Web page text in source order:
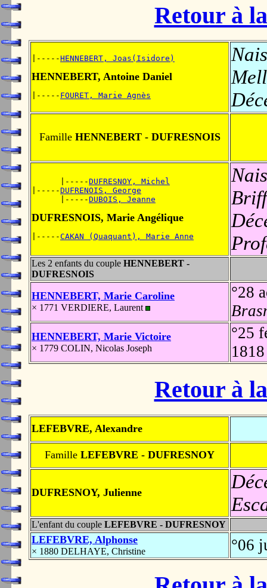
Retour à
|-----HENNEBERT, Joas(Isidore)
HENNEBERT, Antoine Daniel
|----- FOURET, Marie Agnès
FamilleHENNEBERT - DUFRESNOIS
      |-----
DUFRESNOY, Michel
|-----DUFRENOIS, George
      |-----
DUBOIS, Jeanne
DUFRESNOIS, Marie Angélique
|-----CAKAN (Quaquant), Marie Anne
Les 2 enfants du couple HENNEBERT -
DUFRESNOIS
HENNEBERT, Marie Caroline
× 1771 VERDIERE, Laurent
°28
HENNEBERT, Marie Victoire
× 1779 COLIN, Nicolas Joseph
°25
Retour à
LEFEBVRE, Alexandre
Famille LEFEBVRE - DUFRESNOY
DUFRESNOY, Julienne
L'enfant du couple LEFEBVRE - DUFRESNOY
LEFEBVRE, Alphonse
× 1880 DELHAYE, Christine °06